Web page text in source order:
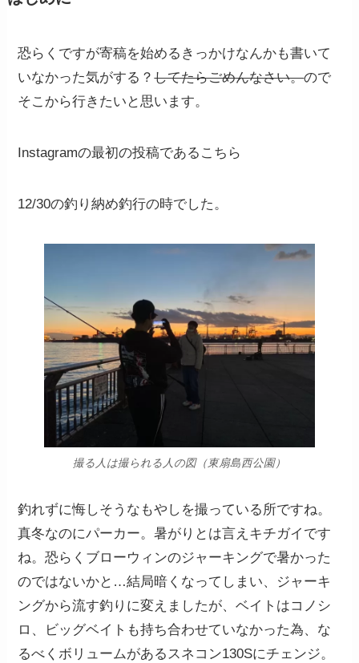
恐らくですが寄稿を始めるきっかけなんかも書いて
いなかった気がする？してたらごめんなさい。ので
そこから行きたいと思います。
Instagramの最初の投稿であるこちら
12/30の釣り納め釣行の時でした。
撮る人は撮られる人の図（東扇島西公園）
釣れずに悔しそうなもやしを撮っている所ですね。
真冬なのにパーカー。暑がりとは言えキチガイです
ね。恐らくブローウィンのジャーキングで暑かった
のではないかと…結局暗くなってしまい、ジャーキ
ングから流す釣りに変えましたが、ベイトはコノシ
ロ、ビッグベイトも持ち合わせていなかった為、な
るべくボリュームがあるスネコン130Sにチェンジ。